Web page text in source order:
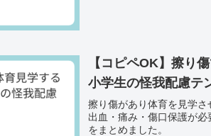
【コピペOK】擦り
小学生の怪我配慮テ
擦り傷があり体育を見学さ
出血・痛み・傷口保護が
をまとめました。